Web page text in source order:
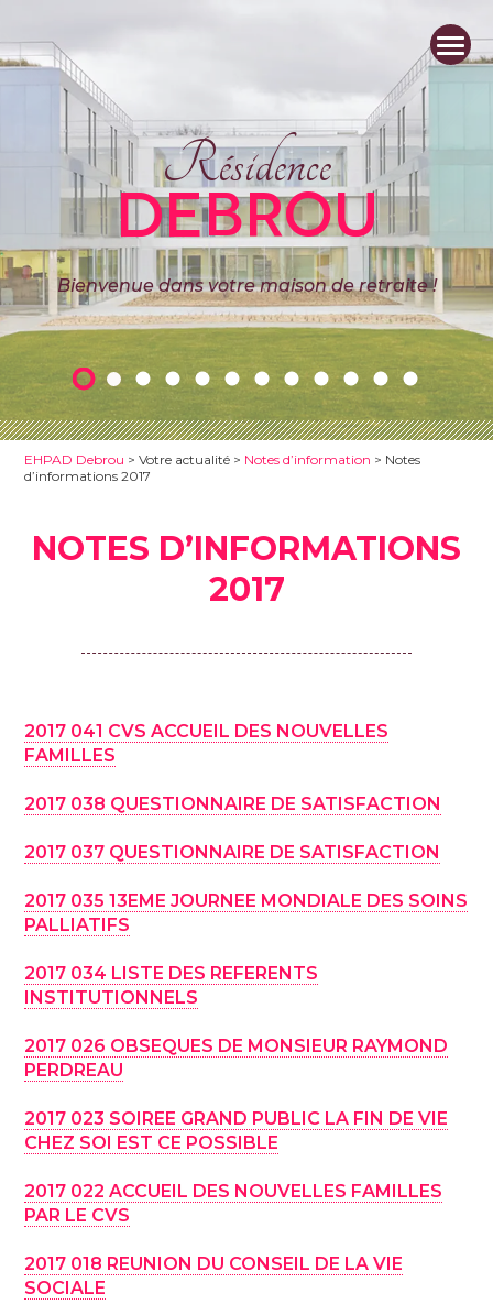
Résidence
DEBROU
Bienvenue dans votre maison de retraite !
EHPAD Debrou >Votre actualité > Notes d’information > Notes
d’informations 2017
NOTES D’INFORMATIONS
2017
2017 041 CVS ACCUEIL DES NOUVELLES
FAMILLES
2017 038 QUESTIONNAIRE DE SATISFACTION
2017 037 QUESTIONNAIRE DE SATISFACTION
2017 035 13EME JOURNEE MONDIALE DES SOINS
PALLIATIFS
2017 034 LISTE DES REFERENTS
INSTITUTIONNELS
2017 026 OBSEQUES DE MONSIEUR RAYMOND
PERDREAU
2017 023 SOIREE GRAND PUBLIC LA FIN DE VIE
CHEZ SOI EST CE POSSIBLE
2017 022 ACCUEIL DES NOUVELLES FAMILLES
PAR LE CVS
2017 018 REUNION DU CONSEIL DE LA VIE
SOCIALE